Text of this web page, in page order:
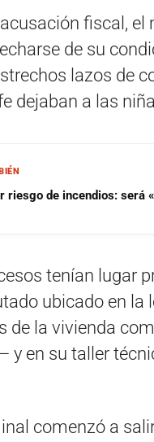
fiscal,
de su
lazos de
dejaban a las
riesgo de incendios: será
tenían lugar
ubicado en
de la vivienda
y en su taller
comenzó a